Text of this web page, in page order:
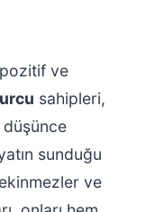
pozitif ve
sahipleri,
düşünce
sunduğu
ve